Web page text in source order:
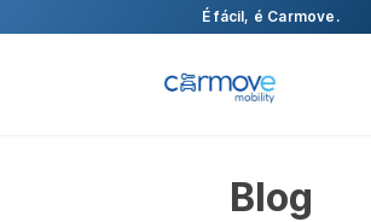
É fácil, é Carmove.
Blog